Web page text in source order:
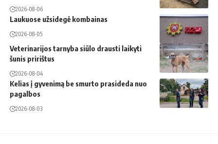
2026-08-06
Laukuose užsidegė kombainas
2026-08-05
Veterinarijos tarnyba siūlo drausti laikyti
šunis pririštus
2026-08-04
Kelias į gyvenimą be smurto prasideda nuo
pagalbos
2026-08-03